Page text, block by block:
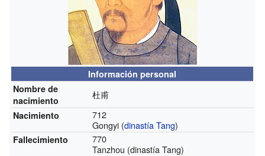
Información personal
Nombre de
nacimiento
杜甫
Nacimiento
712
Gongyi (dinastía Tang)
Fallecimiento
770
Tanzhou (dinastía Tang)